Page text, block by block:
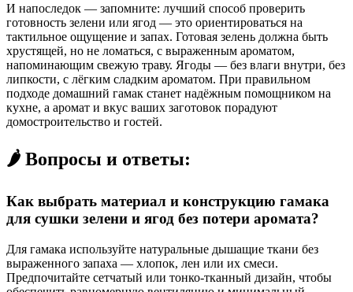
И напоследок — запомните: лучший способ проверить
готовность зелени или ягод — это ориентироваться на
тактильное ощущение и запах. Готовая зелень должна быть
хрустящей, но не ломаться, с выраженным ароматом,
напоминающим свежую траву. Ягоды — без влаги внутри, без
липкости, с лёгким сладким ароматом. При правильном
подходе домашний гамак станет надёжным помощником на
кухне, а аромат и вкус ваших заготовок порадуют
домостроительство и гостей.
🌶️ Вопросы и ответы:
Как выбрать материал и конструкцию гамака
для сушки зелени и ягод без потери аромата?
Для гамака используйте натуральные дышащие ткани без
выраженного запаха — хлопок, лен или их смеси.
Предпочитайте сетчатый или тонко-тканный дизайн, чтобы